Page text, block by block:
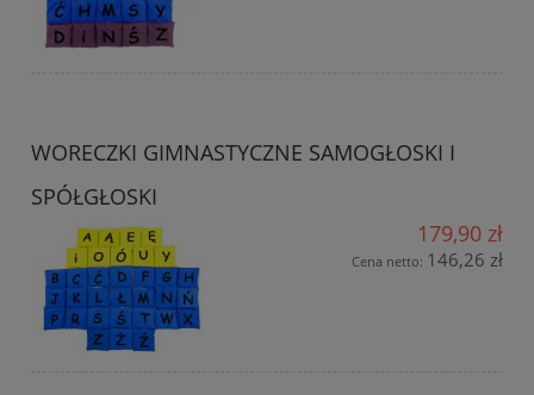
WORECZKI GIMNASTYCZNE SAMOGŁOSKI I
SPÓŁGŁOSKI
179,90 zł
Cena netto: 146,26 zł